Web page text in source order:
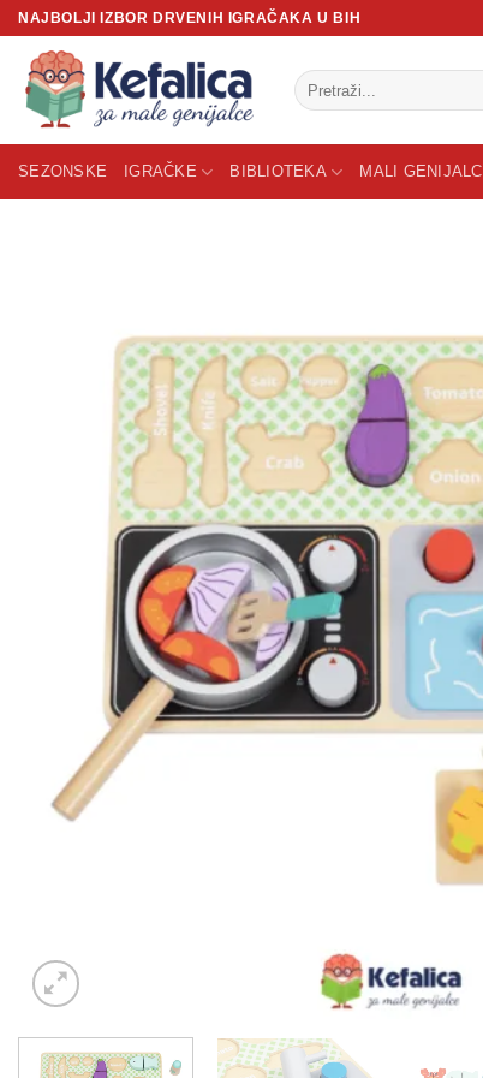
Skip
content
NAJBOLJI IZBOR DRVENIH IGRAČAKA U BIH
Pretraži:
SEZONSKE IGRAČKE BIBLIOTEKA MALI GENIJALCI